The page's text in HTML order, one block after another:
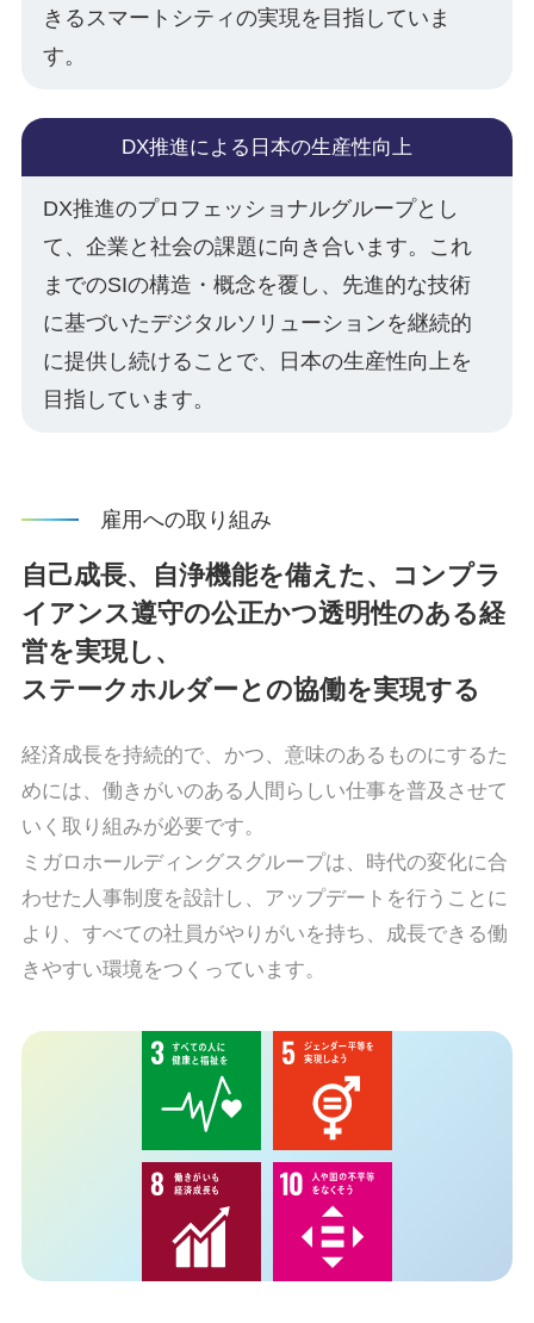
きるスマートシティの実現を目指していま
す。
DX推進による日本の生産性向上
DX推進のプロフェッショナルグループとし
て、企業と社会の課題に向き合います。これ
までのSIの構造・概念を覆し、先進的な技術
に基づいたデジタルソリューションを継続的
に提供し続けることで、日本の生産性向上を
目指しています。
雇用への取り組み
自己成長、自浄機能を備えた、コンプラ
イアンス遵守の公正かつ透明性のある経
営を実現し、
ステークホルダーとの協働を実現する
経済成長を持続的で、かつ、意味のあるものにするた
めには、働きがいのある人間らしい仕事を普及させて
いく取り組みが必要です。
ミガロホールディングスグループは、時代の変化に合
わせた人事制度を設計し、アップデートを行うことに
より、すべての社員がやりがいを持ち、成長できる働
きやすい環境をつくっています。